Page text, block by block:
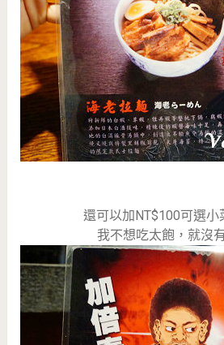
還可以加NT$100可選小
我不想吃太飽，就沒